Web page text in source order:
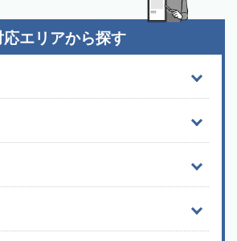
応エリアから探す